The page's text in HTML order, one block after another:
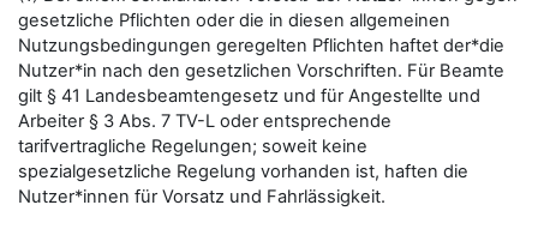
gesetzliche Pflichten oder die in diesen allgemeinen
Nutzungsbedingungen geregelten Pflichten haftet der*die
Nutzer*in nach den gesetzlichen Vorschriften. Für Beamte
gilt § 41 Landesbeamtengesetz und für Angestellte und
Arbeiter § 3 Abs. 7 TV-L oder entsprechende
tarifvertragliche Regelungen; soweit keine
spezialgesetzliche Regelung vorhanden ist, haften die
Nutzer*innen für Vorsatz und Fahrlässigkeit.